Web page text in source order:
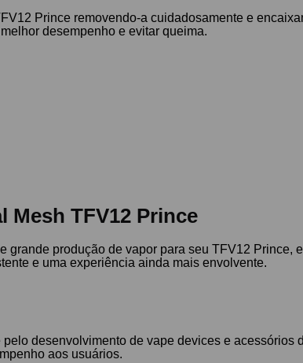
Prince removendo-a cuidadosamente e
desempenho e evitar queima.
Mesh TFV12 Prince
produção de vapor para seu TFV12 Prince,
e uma experiência ainda mais envolvente.
desenvolvimento de vape devices e
aos usuários.